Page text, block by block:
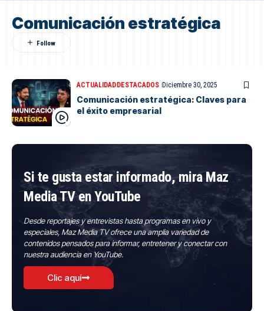
Comunicación estratégica
ACTUALIDADDESTACADOS Diciembre 30, 2025
Comunicación estratégica: Claves para
el éxito empresarial
Si te gusta estar informado, mira Maz
Media TV en YouTube
Desde reportajes y entrevistas hasta programas en vivo y
especiales, Maz Media TV ofrece una amplia variedad de
contenidos pensados para informar, entretener y conectar con
nuestra audiencia en YouTube.
Clic aquí